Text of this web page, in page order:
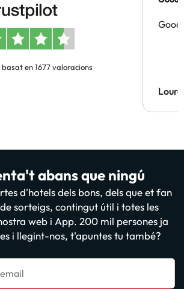
en 1677 valoracions
Good
abans que ningú
d'hotels dels bons, dels que et fan
sorteigs, contingut útil i totes les
web i App. 200 mil persones ja
i llegint-nos, t'apuntes tu també?